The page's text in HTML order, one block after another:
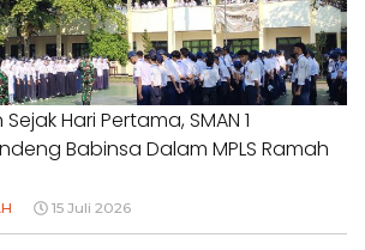
#IRIGASIRUSAK
#AKUNTABILITASPEMERINTAH
Hari Pertama, SMAN 1
Babinsa Dalam MPLS Ramah
15 Juli 2026